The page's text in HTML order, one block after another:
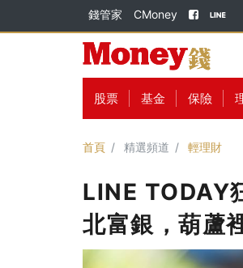
錢管家 CMoney
股票 基金 保險
首頁 精選頻道 輕理財
LINE TODAY
北富銀，葫蘆